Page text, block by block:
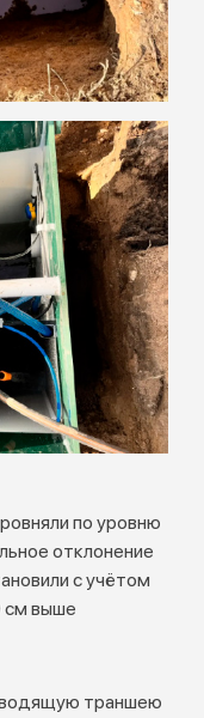
по уровню
отклонение
с учётом
см выше
траншею